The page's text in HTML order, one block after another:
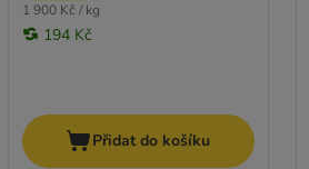
1 900 Kč / kg
194 Kč
Přidat do košíku